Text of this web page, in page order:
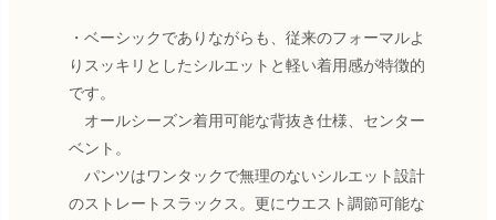
・ベーシックでありながらも、従来のフォーマルよ
りスッキリとしたシルエットと軽い着用感が特徴的
です。
オールシーズン着用可能な背抜き仕様、センター
ベント。
パンツはワンタックで無理のないシルエット設計
のストレートスラックス。更にウエスト調節可能な